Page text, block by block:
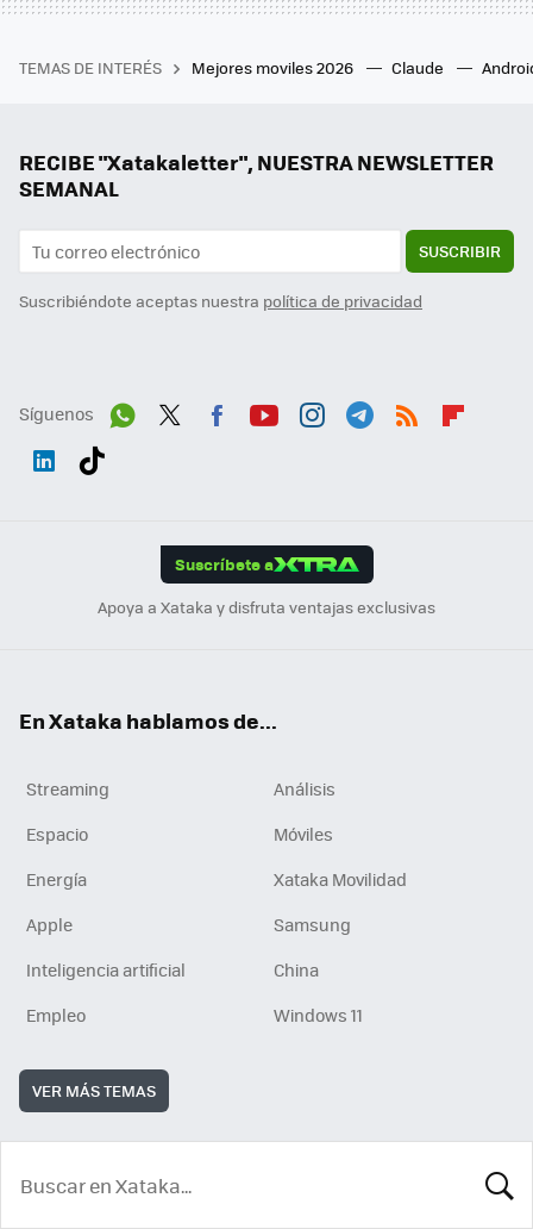
TEMAS DE INTERÉS Mejores moviles 2026 Claude
RECIBE "Xatakaletter", NUESTRA NEWSLETTER
SEMANAL
SUSCRIBIR
Suscribiéndote aceptas nuestra política de privacidad
Síguenos
Suscríbete a
Apoya a Xataka y disfruta ventajas exclusivas
En Xataka hablamos de...
Streaming
Análisis
Espacio
Móviles
Energía
Xataka Movilidad
Apple
Samsung
Inteligencia artificial
China
Empleo
Windows 11
VER MÁS TEMAS